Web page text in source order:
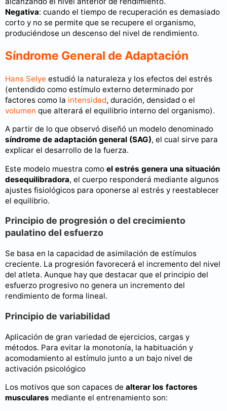
Negativa: cuando el tiempo de recuperación es demasiado
corto y no se permite que se recupere el organismo,
produciéndose un descenso del nivel de rendimiento.
Síndrome General de Adaptación
Hans Selye estudió la naturaleza y los efectos del estrés
(entendido como estímulo externo determinado por
factores como la intensidad, duración, densidad o el
volumen que alterará el equilibrio interno del organismo).
A partir de lo que observó diseñó un modelo denominado
síndrome de adaptación general (SAG), el cual sirve para
explicar el desarrollo de la fuerza.
Este modelo muestra como el estrés genera una situación
desequilibradora, el cuerpo responderá mediante algunos
ajustes fisiológicos para oponerse al estrés y reestablecer
el equilibrio.
Principio de progresión o del crecimiento
paulatino del esfuerzo
Se basa en la capacidad de asimilación de estímulos
creciente. La progresión favorecerá el incremento del nivel
del atleta. Aunque hay que destacar que el principio del
esfuerzo progresivo no genera un incremento del
rendimiento de forma lineal.
Principio de variabilidad
Aplicación de gran variedad de ejercicios, cargas y
métodos. Para evitar la monotonía, la habituación y
acomodamiento al estímulo junto a un bajo nivel de
activación psicológico
Los motivos que son capaces de alterar los factores
musculares mediante el entrenamiento son: